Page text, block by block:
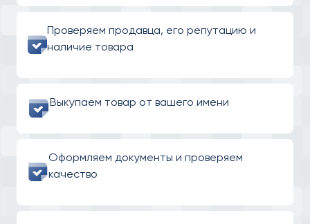
Проверяем продавца, его репутацию и
наличие товара
Выкупаем товар от вашего имени
Оформляем документы и проверяем
качество